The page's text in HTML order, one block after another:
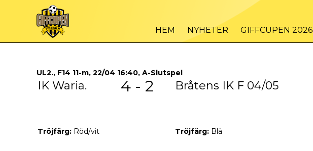
HEM NYHETER GIFFCUPEN 2026
UL2., F14 11-m, 22/04 16:40, A-Slutspel
IK Waria. 4 - 2 Bråtens IK F 04/05
Tröjfärg: Röd/vit Tröjfärg: Blå